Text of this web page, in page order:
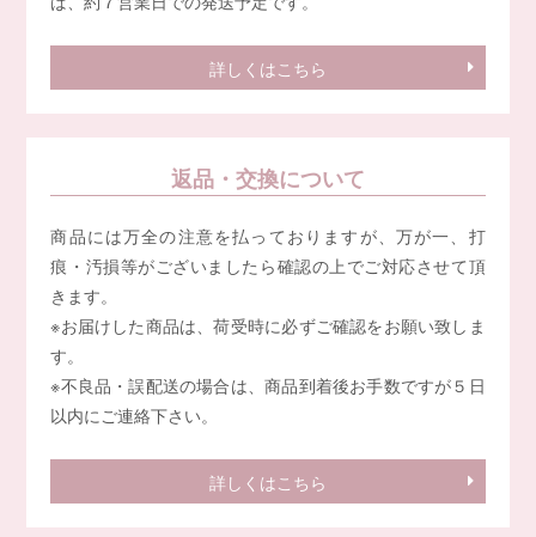
詳しくはこちら
返品・交換について
商品には万全の注意を払っておりますが、万が一、打
痕・汚損等がございましたら確認の上でご対応させて頂
きます。
※お届けした商品は、荷受時に必ずご確認をお願い致しま
す。
※不良品・誤配送の場合は、商品到着後お手数ですが５日
以内にご連絡下さい。
詳しくはこちら